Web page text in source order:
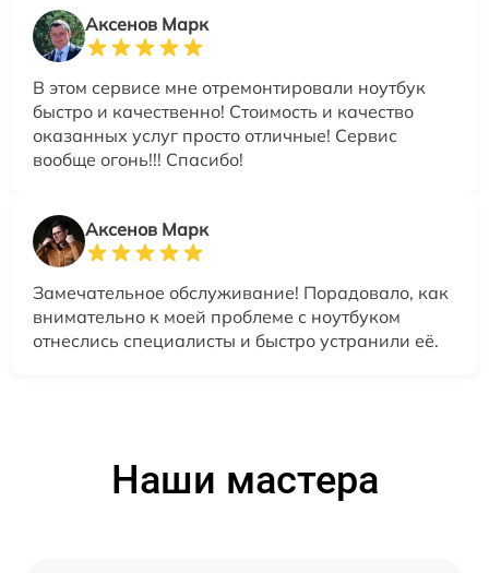
Аксенов Марк
В этом сервисе мне отремонтировали ноутбук
быстро и качественно! Стоимость и качество
оказанных услуг просто отличные! Сервис
вообще огонь!!! Спасибо!
Аксенов Марк
Замечательное обслуживание! Порадовало, как
внимательно к моей проблеме с ноутбуком
отнеслись специалисты и быстро устранили её.
Наши мастера